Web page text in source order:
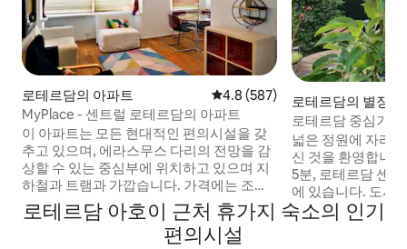
로테르담의 아파트 평점 4.8점(5점 만점), 후기 587
4.8 (587)
MyPlace - 센트럴 로테르담의 아파트
이 아파트는 모든 현대적인 편의시설을 갖
추고 있으며, 에라스무스 다리의 전망을 감
상할 수 있는 중심부에 위치하고 있으며 지
하철과 트램과 가깝습니다. 가격에는 조식
이 포함됩니다. The Witte de With
quarter is the cultural and gastronomical
heart of Rotterdam and is only a 4 min
로테르담의 별장
로테르담 중심가
한 전원주택
넓은 정원에 자리
신 것을 환영합니
5분, 로테르담 센
에 있습니다. 도시
에 완벽한 숙소입
히 현대화되었습니다. 이곳에서 휴
로테르담 아호이 근처 휴가지 숙소의 인기
편의시설